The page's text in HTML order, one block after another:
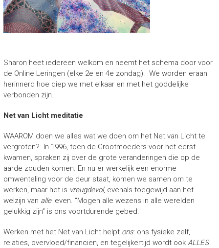
Sharon heet iedereen welkom en neemt het schema door voor
de Online Leringen (elke 2e en 4e zondag). We worden eraan
herinnerd hoe diep we met elkaar en met het goddelijke
verbonden zijn.
Net van Licht meditatie
WAAROM doen we alles wat we doen om het Net van Licht te
vergroten? In 1996, toen de Grootmoeders voor het eerst
kwamen, spraken zij over de grote veranderingen die op de
aarde zouden komen. En nu er werkelijk een enorme
omwenteling voor de deur staat, komen we samen om te
werken, maar het is vreugdevol, evenals toegewijd aan het
welzijn van alleleven. “Mogen alle wezens in alle werelden
gelukkig zijn” is ons voortdurende gebed.
Werken met het Net van Licht helpt ons: ons fysieke zelf,
relaties, overvloed/financiën, en tegelijkertijd wordt ook ALLES